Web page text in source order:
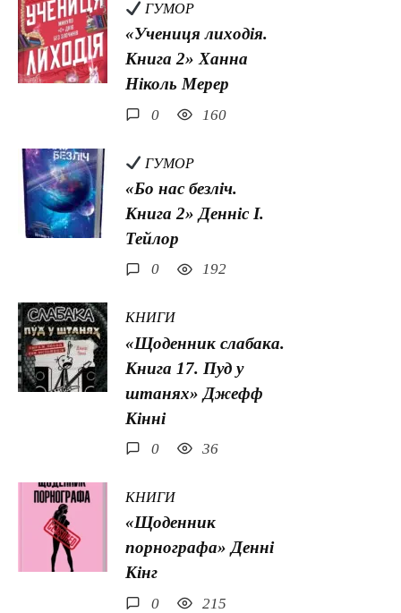
ГУМОР
«Учениця лиходія.
Книга 2» Ханна
Ніколь Мерер
0 160
ГУМОР
«Бо нас безліч.
Книга 2» Денніс І.
Тейлор
0 192
КНИГИ
«Щоденник слабака.
Книга 17. Пуд у
штанях» Джефф
Кінні
0 36
КНИГИ
«Щоденник
порнографа» Денні
Кінг
0 215